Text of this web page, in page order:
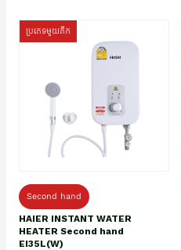
ប្រភេទមួយតឹក
Second hand
HAIER INSTANT WATER
HEATER Second hand
EI35L(W)